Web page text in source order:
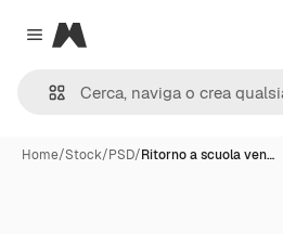
Close menu
Magnific
Home/Stock/PSD/Ritorno a scuola ven…